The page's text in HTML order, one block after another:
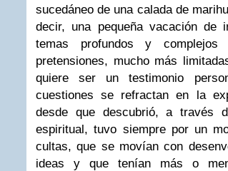
sucedáneo de una calada de
decir, una pequeña vacación de
temas profundos y
pretensiones, mucho más
quiere ser un testimonio
cuestiones se refractan en la
desde que descubrió, a través
espiritual, tuvo siempre por un
cultas, que se movían con
ideas y que tenían más o